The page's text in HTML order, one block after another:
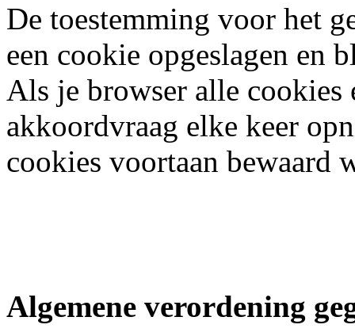
De toestemming voor het
een cookie opgeslagen en
Als je browser alle
akkoordvraag elke keer
cookies voortaan bewaard
Algemene verordening